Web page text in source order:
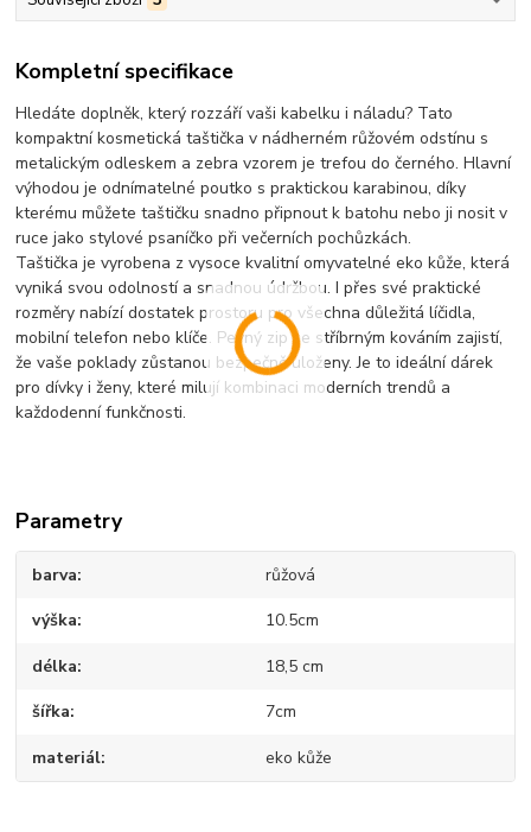
Kompletní specifikace
Hledáte doplněk, který rozzáří vaši kabelku i náladu? Tato
kompaktní kosmetická taštička v nádherném růžovém odstínu s
metalickým odleskem a zebra vzorem je trefou do černého.Hlavní
výhodou je odnímatelné poutko s praktickou karabinou, díky
kterému můžete taštičku snadno připnout k batohu nebo ji nosit v
ruce jako stylové psaníčko při večerních pochůzkách.
Taštička je vyrobena z vysoce kvalitní omyvatelné eko kůže, která
vyniká svou odolností a snadnou údržbou. I přes své praktické
rozměry nabízí dostatek prostoru pro všechna důležitá líčidla,
mobilní telefon nebo klíče. Pevný zip se stříbrným kováním zajistí,
že vaše poklady zůstanou bezpečně uloženy. Je to ideální dárek
pro dívky i ženy, které milují kombinaci moderních trendů a
každodenní funkčnosti.
Parametry
barva růžová
výška 10.5cm
délka 18,5 cm
šířka 7cm
materiál eko kůže